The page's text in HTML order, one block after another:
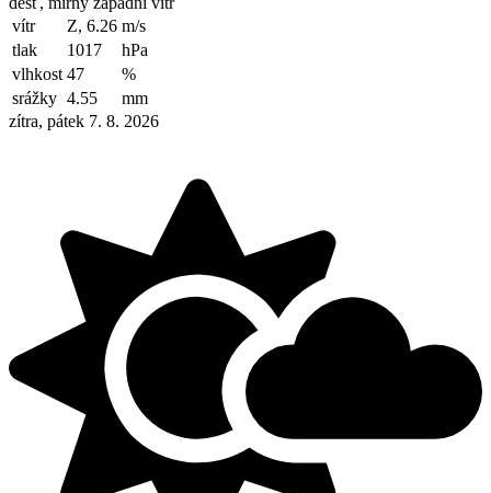
vítr
Z, 6.26 m/s
tlak
1017
hPa
vlhkost 47
%
srážky 4.55
mm
zítra, pátek 7. 8. 2026